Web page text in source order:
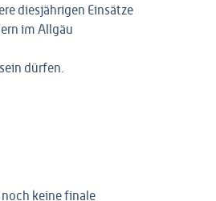
diesjährigen Einsätze
im Allgäu
dürfen.
keine finale